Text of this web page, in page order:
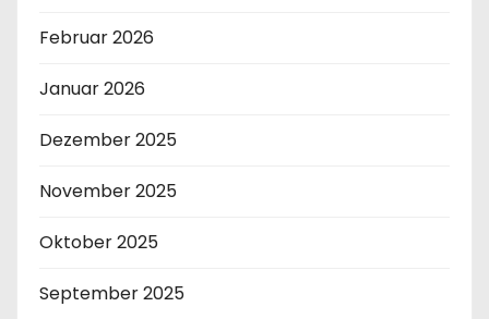
Februar 2026
Januar 2026
Dezember 2025
November 2025
Oktober 2025
September 2025